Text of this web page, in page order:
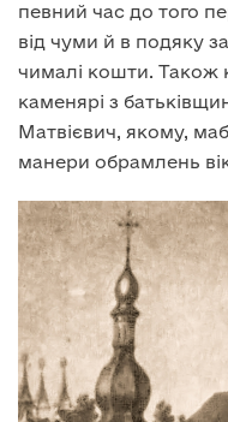
певний час до того
від чуми й в подяку
чималі кошти. Також
каменярі з
Матвієвич, якому,
манери обрамлень